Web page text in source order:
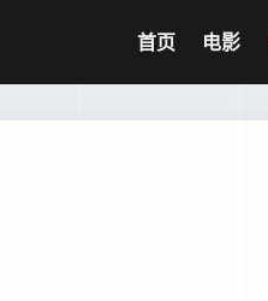
首页 电影